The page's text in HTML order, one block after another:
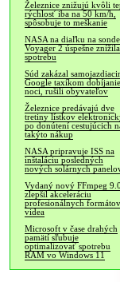
Železnice znižujú kvôli
rýchlosť iba na 50 km/h,
spôsobuje to meškanie
NASA na diaľku na sonde
Voyager 2 úspešne znížila
spotrebu
Súd zakázal
Google taxíkom
noci, rušili obyvateľov
Železnice predávajú dve
tretiny lístkov
po donútení cestujúcich
takýto nákup
NASA pripravuje ISS na
inštaláciu posledných
nových solárnych
Vydaný nový FFmpeg 9.0,
zlepšil akceleráciu
profesionálnych formátov
videa
Microsoft v čase drahých
pamätí sľubuje
optimalizovať spotrebu
RAM vo Windows 11